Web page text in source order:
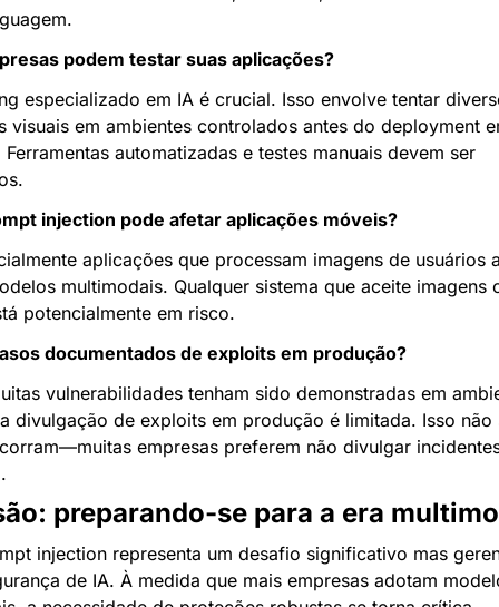
podem testar suas aplicações?
especializado em IA é crucial. Isso envolve tentar
visuais em ambientes controlados antes do deployment
automatizadas e testes manuais devem ser
injection pode afetar aplicações móveis?
aplicações que processam imagens de usuários
multimodais. Qualquer sistema que aceite imagens
potencialmente em risco.
documentados de exploits em produção?
vulnerabilidades tenham sido demonstradas em
divulgação de exploits em produção é limitada. Isso não
empresas preferem não divulgar
preparando-se para a era
injection representa um desafio significativo mas
de IA. À medida que mais empresas adotam